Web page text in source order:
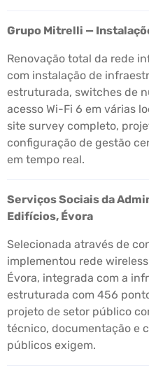
Grupo Mitrelli —
Renovação total da rede
com instalação de
estruturada, switches de
acesso Wi-Fi 6 em várias
site survey completo,
configuração de gestão
em tempo real.
Serviços Sociais da
Edifícios, Évora
Selecionada através de
implementou rede
Évora, integrada com a
estruturada com 456
projeto de setor público
técnico, documentação e
públicos exigem.